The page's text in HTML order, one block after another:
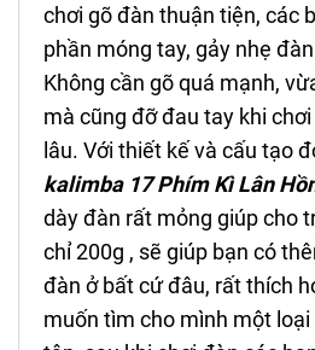
chơi gõ đàn thuận tiện, các
phần móng tay, gảy nhẹ
Không cần gõ quá mạnh,
mà cũng đỡ đau tay khi
lâu. Với thiết kế và cấu tạo
kalimba 17 Phím Kì Lân
dày đàn rất mỏng giúp cho
chỉ 200g , sẽ giúp bạn có
đàn ở bất cứ đâu, rất thích
muốn tìm cho mình một